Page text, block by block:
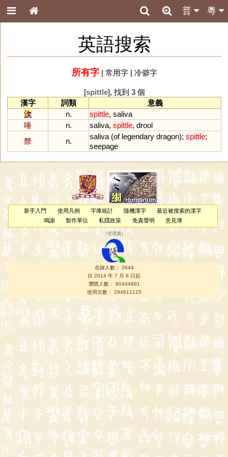
粵
普
英語搜索
所有字| 常用字| 冷僻字
[spittle], 找到 3 個
漢字
詞類
意義
㳄
n. spittle, saliva
唾
n. saliva, spittle, drool
漦
n.
saliva (of legendary dragon); spittle;
seepage
新手入門 使用凡例 字庫統計 隨機漢字
最近被搜索的漢字
鳴謝
製作單位 私隱政策 免責聲明 意見簿
（管理員 ）
在線人數： 2644
自 2014 年 7 月 8 日起
瀏覽人數： 80444991
使用次數： 294611115